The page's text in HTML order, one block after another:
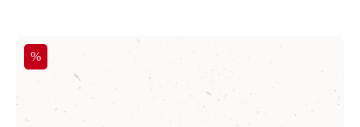
Rabatt
%